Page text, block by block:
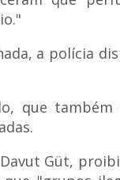
a polícia
que também
Güt,